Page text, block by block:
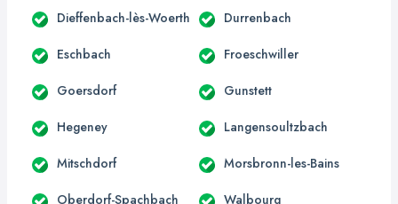
Dieffenbach-lès-Woerth Durrenbach
Eschbach Froeschwiller
Goersdorf Gunstett
Hegeney Langensoultzbach
Mitschdorf Morsbronn-les-Bains
Oberdorf-Spachbach Walbourg